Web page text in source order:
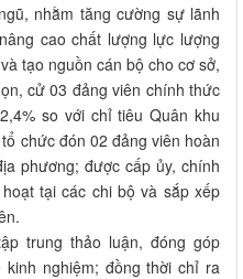
nhằm tăng cường sự lãnh
cao chất lượng lực lượng
tạo nguồn cán bộ cho cơ sở,
cử 03 đảng viên chính thức
so với chỉ tiêu Quân khu
chức đón 02 đảng viên hoàn
phương; được cấp ủy, chính
tại các chi bộ và sắp xếp
trung thảo luận, đóng góp
nghiệm; đồng thời chỉ ra